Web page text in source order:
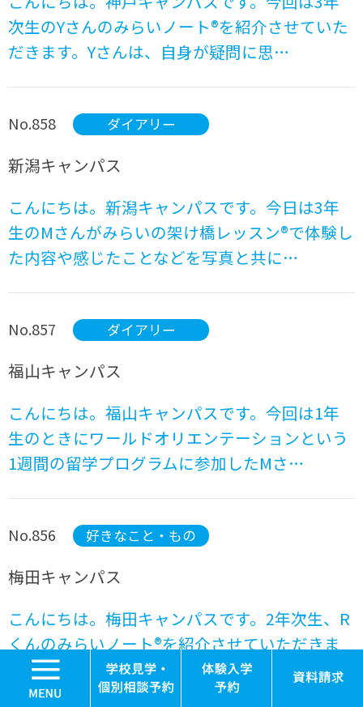
学校見学・個別相
体験入
次生のYさんのみらいノート®を紹介させていた
だきます。Yさんは、自身が疑問に思…
No.858 ダイアリー
新潟キャンパス
こんにちは。新潟キャンパスです。今日は3年
生のMさんがみらいの架け橋レッスン®で体験し
た内容や感じたことなどを写真と共に…
No.857 ダイアリー
福山キャンパス
こんにちは。福山キャンパスです。今回は1年
生のときにワールドオリエンテーションという
1週間の留学プログラムに参加したMさ…
No.856 好きなこと・もの
梅田キャンパス
こんにちは。梅田キャンパスです。2年次生、R
くんのみらいノート®を紹介させていただきま
す。Rくんは毎週、みらいの架け橋レ…